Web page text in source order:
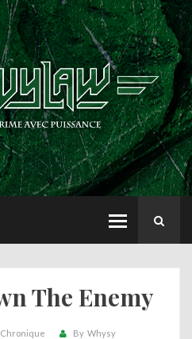
The Enemy
Chronique By Whysy